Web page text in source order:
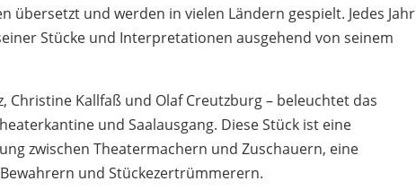
übersetzt und werden in vielen Ländern gespielt. Jedes Jahr
Stücke und Interpretationen ausgehend von seinem
Christine Kallfaß und Olaf Creutzburg – beleuchtet das
und Saalausgang. Diese Stück ist eine
zwischen Theatermachern und Zuschauern, eine
und Stückezertrümmerern.